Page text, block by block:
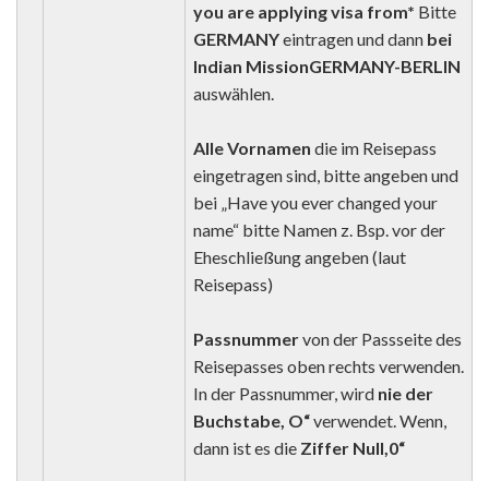
you are applying visa from* Bitte
GERMANYeintragen und dann bei
Indian MissionGERMANY-BERLIN
auswählen.
Alle Vornamen die im Reisepass
eingetragen sind, bitte angeben und
bei „Have you ever changed your
name“ bitte Namen z. Bsp. vor der
Eheschließung angeben (laut
Reisepass)
Passnummervon der Passseite des
Reisepasses oben rechts verwenden.
In der Passnummer, wird nie der
Buchstabe, O“verwendet. Wenn,
dann ist es die Ziffer Null,0“